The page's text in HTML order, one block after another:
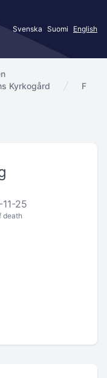
Svenska Suomi English
Kyrkogård
F
25
death